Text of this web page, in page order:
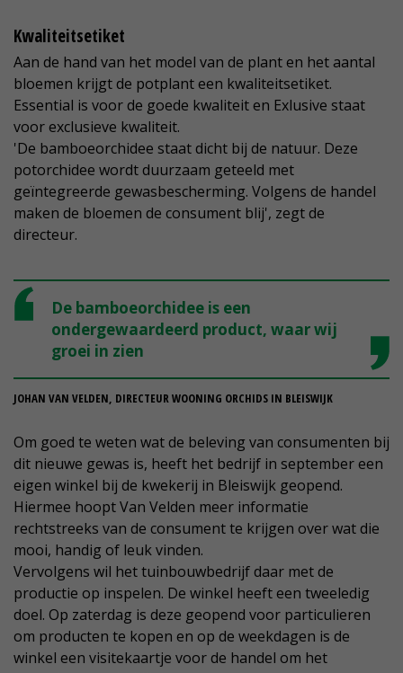
Kwaliteitsetiket
Aan de hand van het model van de plant en het aantal
bloemen krijgt de potplant een kwaliteitsetiket.
Essential is voor de goede kwaliteit en Exlusive staat
voor exclusieve kwaliteit.
'De bamboeorchidee staat dicht bij de natuur. Deze
potorchidee wordt duurzaam geteeld met
geïntegreerde gewasbescherming. Volgens de handel
maken de bloemen de consument blij', zegt de
directeur.
De bamboeorchidee is een
ondergewaardeerd product, waar wij
groei in zien
JOHAN VAN VELDEN, DIRECTEUR WOONING ORCHIDS IN BLEISWIJK
Om goed te weten wat de beleving van consumenten bij
dit nieuwe gewas is, heeft het bedrijf in september een
eigen winkel bij de kwekerij in Bleiswijk geopend.
Hiermee hoopt Van Velden meer informatie
rechtstreeks van de consument te krijgen over wat die
mooi, handig of leuk vinden.
Vervolgens wil het tuinbouwbedrijf daar met de
productie op inspelen. De winkel heeft een tweeledig
doel. Op zaterdag is deze geopend voor particulieren
om producten te kopen en op de weekdagen is de
winkel een visitekaartje voor de handel om het